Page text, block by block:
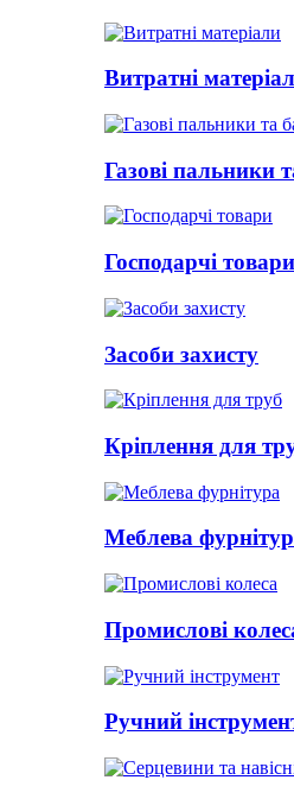
Витратні
Газові пальники
Господарчі товари
Засоби захисту
Кріплення для
Меблева
Промислові
Ручний